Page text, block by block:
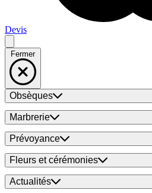
Devis
Fermer
Obsèques
Marbrerie
Prévoyance
Fleurs et cérémonies
Actualités